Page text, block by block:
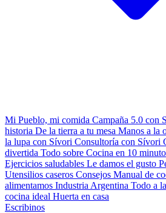
Mi Pueblo, mi comida Campaña 5.0 con
historia De la tierra a tu mesa Manos a la
la lupa con Sívori Consultoría con Sívori
divertida Todo sobre Cocina en 10
Ejercicios saludables Le damos el gusto
Utensilios caseros Consejos Manual de
alimentamos Industria Argentina Todo a
cocina ideal Huerta en casa
Escribinos